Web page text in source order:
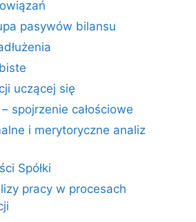
pasywów bilansu
uczącej się
spojrzenie całościowe
i merytoryczne analiz
Spółki
pracy w procesach